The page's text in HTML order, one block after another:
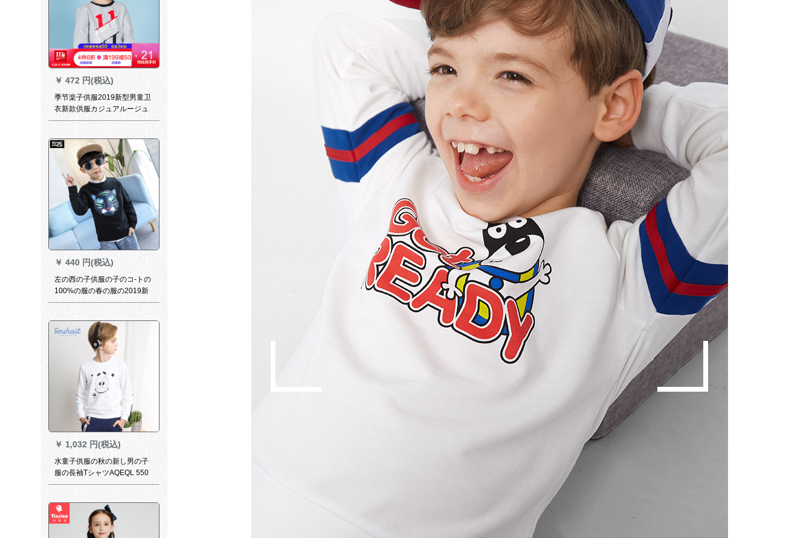
￥ 472 円(税込)
季节楽子供服2019新型男童卫
衣新款供服カジュアルージュ
赤ちゃん服小童打底シャッツ
￥ 440 円(税込)
左の西の子供服の子のコ-トの
100%の服の春の服の2019新
型の子供の长袖のTシャ春秋の
cmぐの10-11歳のサズの150
提案の身长の150
￥ 1,032 円(税込)
水童子供服の秋の新し男の子
服の長袖TシャツAQEQL 550
白140